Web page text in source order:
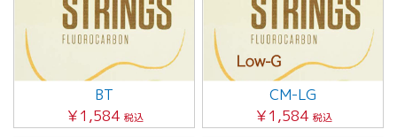
BT
￥1,584 税込
CM-LG
￥1,584 税込